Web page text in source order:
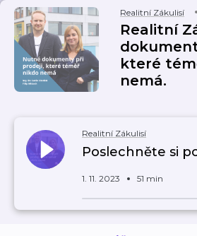
Realitní Zákulisí
Realitní
které
nemá.
Realitní Zákulisí
Poslechněte si
1. 11. 2023 51 min